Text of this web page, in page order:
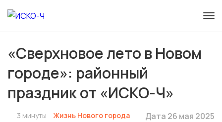
«Сверхновое лето в Новом
городе»: районный
праздник от «ИСКО-Ч»
3 минуты Жизнь Нового города Дата 26 мая 2025